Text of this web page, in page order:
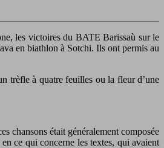
les victoires du BATE Barissaù sur le
en biathlon à Sotchi. Ils ont permis au
trèfle à quatre feuilles ou la fleur d’une
chansons était généralement composée
ce qui concerne les textes, qui avaient